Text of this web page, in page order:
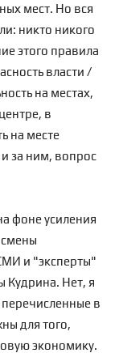
мест. Но вся
никто никого
этого правила
власти /
на местах,
в
на месте
и за ним, вопрос
фоне усиления
и "эксперты"
Кудрина. Нет, я
перечисленные в
для того,
экономику.